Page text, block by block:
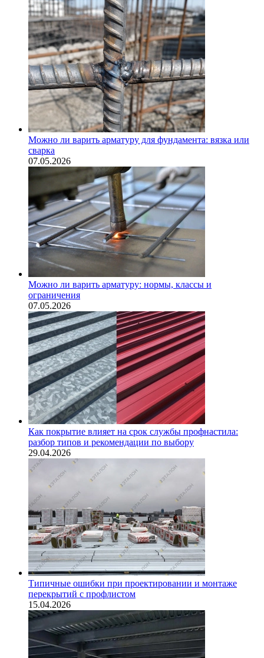
Можно ли варить арматуру для фундамента: вязка или
сварка
07.05.2026
Можно ли варить арматуру: нормы, классы и
ограничения
07.05.2026
Как покрытие влияет на срок службы профнастила:
разбор типов и рекомендации по выбору
29.04.2026
Типичные ошибки при проектировании и монтаже
перекрытий с профлистом
15.04.2026